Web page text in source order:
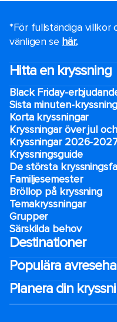
*För fullständiga villkor
vänligen se här..
Hitta en kryssning
Black Friday-
Sista minuten-
Korta kryssningar
Kryssningar över jul
Kryssningar 2026-
Kryssningsguide
De största
Familjesemester
Bröllop på kryssning
Temakryssningar
Grupper
Särskilda behov
Destinationer
Populära
Planera din